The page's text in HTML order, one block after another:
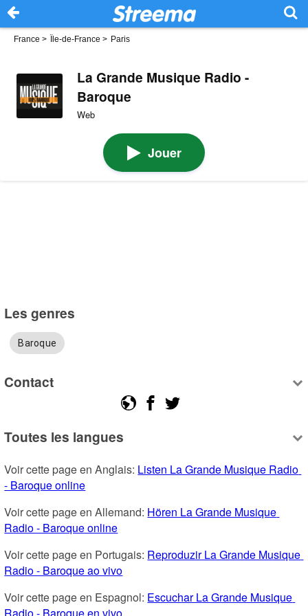
France > Île-de-France > Paris
La Grande Musique Radio -
Baroque
Web
Jouer
Les genres
Baroque
Contact
Toutes les langues
Voir cette page en Anglais: Listen La Grande Musique Radio
- Baroque online
Voir cette page en Allemand: Hören La Grande Musique
Radio - Baroque online
Voir cette page en Portugais: Reproduzir La Grande Musique
Radio - Baroque ao vivo
Voir cette page en Espagnol: Escuchar La Grande Musique
Radio - Baroque en vivo